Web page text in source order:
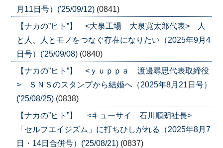
月11日号）('25/09/12) (0841)
【ナカの”ヒト”】 <大泉工場 大泉寛太郎代表> 人
と人、人とモノをつなぐ存在になりたい（2025年9月4
日号）('25/09/08) (0840)
【ナカの”ヒト”】 <ｙｕｐｐａ 渡邊尋思代表取締役
> ＳＮＳのスタンプから結婚へ（2025年8月21日号）
('25/08/25) (0838)
【ナカの”ヒト”】 <キューサイ 石川順朗社長>
「セルフエイジズム」に打ちひしがれる（2025年8月7
日・14日合併号）('25/08/21) (0837)